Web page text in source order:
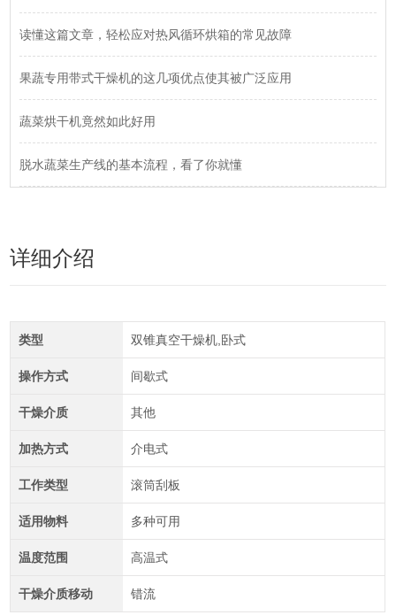
读懂这篇文章，轻松应对热风循环烘箱的常见故障
果蔬专用带式干燥机的这几项优点使其被广泛应用
蔬菜烘干机竟然如此好用
脱水蔬菜生产线的基本流程，看了你就懂
详细介绍
类型 双锥真空干燥机,卧式
操作方式 间歇式
干燥介质 其他
加热方式 介电式
工作类型 滚筒刮板
适用物料 多种可用
温度范围 高温式
干燥介质移动 错流